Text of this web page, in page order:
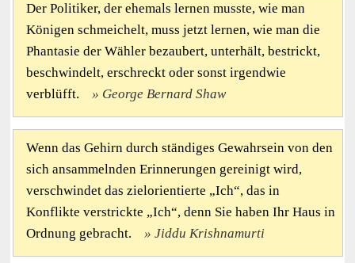
Der Politiker, der ehemals lernen musste, wie man
Königen schmeichelt, muss jetzt lernen, wie man die
Phantasie der Wähler bezaubert, unterhält, bestrickt,
beschwindelt, erschreckt oder sonst irgendwie
verblüfft.
George Bernard Shaw
Wenn das Gehirn durch ständiges Gewahrsein von den
sich ansammelnden Erinnerungen gereinigt wird,
verschwindet das zielorientierte „Ich“, das in
Konflikte verstrickte „Ich“, denn Sie haben Ihr Haus in
Ordnung gebracht.
Jiddu Krishnamurti